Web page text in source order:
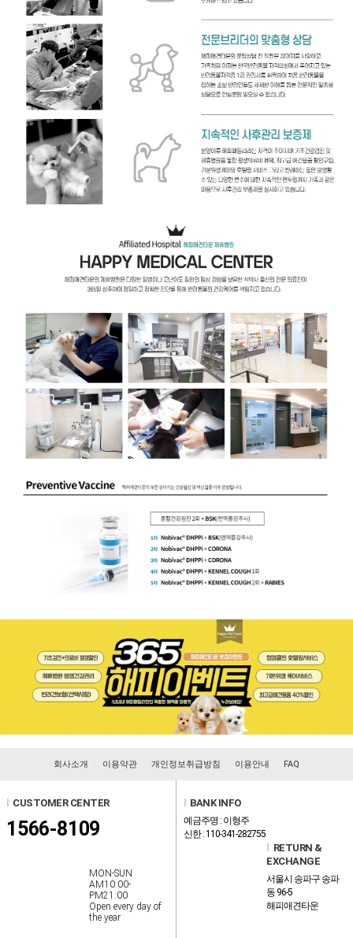
회사소개 이용약관 개인정보취급방침 이용안내 FAQ
l CUSTOMER CENTER
1566-8109
MON-SUN
AM10:00-
PM21:00
Open every day of
the year
l BANK INFO
예금주명 : 이형주
신한 : 110-341-282755
l RETURN &
EXCHANGE
서울시 송파구 송파
동 96-5
해피애견타운